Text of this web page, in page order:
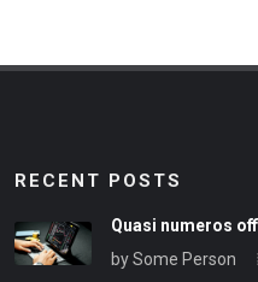
RECENT POSTS
Quasi numeros
bySome Person